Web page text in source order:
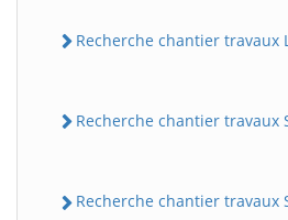
Recherche chantier travaux
Recherche chantier travaux
Recherche chantier travaux